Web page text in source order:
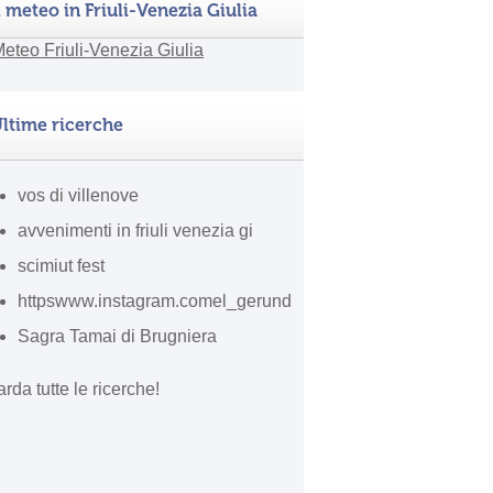
meteo in Friuli-Venezia Giulia
ricerche
vos di villenove
avvenimenti in friuli venezia gi
scimiut fest
httpswww.instagram.comel_gerund
Sagra Tamai di Brugniera
tutte le ricerche!